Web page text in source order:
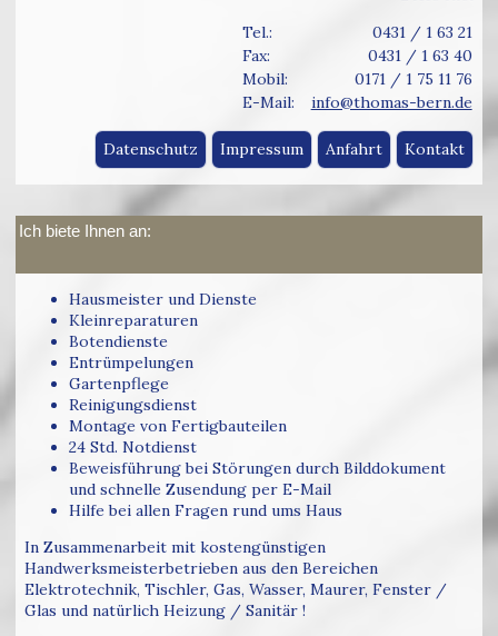
Tel.:
0431 / 1 63 21
Fax:
0431 / 1 63 40
Mobil:
0171 / 1 75 11 76
E-Mail:
info@thomas-bern.de
Datenschutz Impressum Anfahrt Kontakt
Ich biete Ihnen an:
Hausmeister und Dienste
Kleinreparaturen
Botendienste
Entrümpelungen
Gartenpflege
Reinigungsdienst
Montage von Fertigbauteilen
24 Std. Notdienst
Beweisführung bei Störungen durch Bilddokument
und schnelle Zusendung per E-Mail
Hilfe bei allen Fragen rund ums Haus
In Zusammenarbeit mit kostengünstigen
Handwerksmeisterbetrieben aus den Bereichen
Elektrotechnik, Tischler, Gas, Wasser, Maurer, Fenster /
Glas und natürlich Heizung / Sanitär !